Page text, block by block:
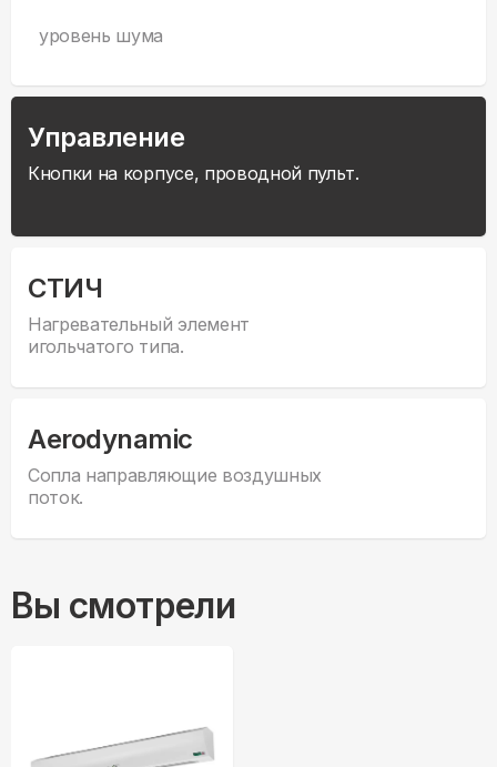
уровень шума
Управление
Кнопки на корпусе, проводной пульт.
СТИЧ
Нагревательный элемент
игольчатого типа.
Aerodynamic
Сопла направляющие воздушных
поток.
Вы смотрели